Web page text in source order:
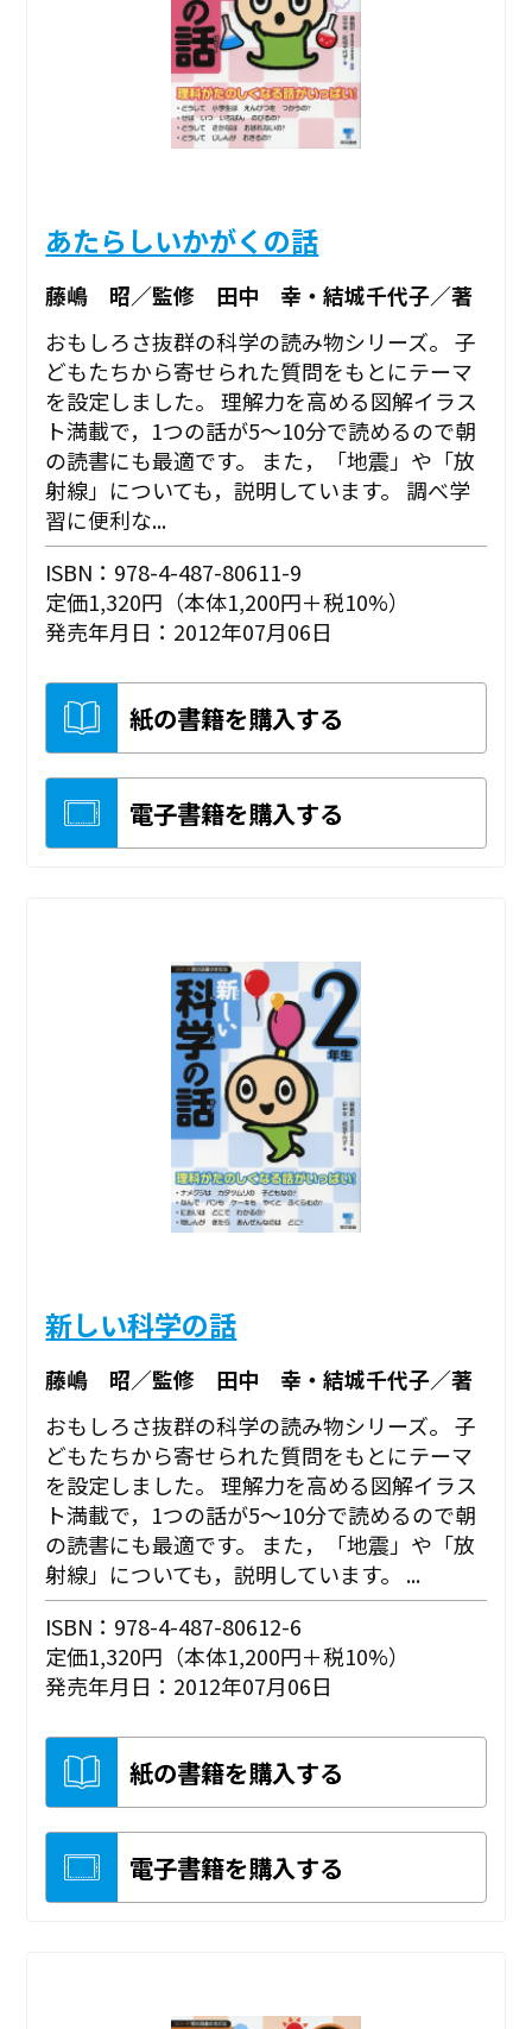
あたらしいかがくの話
藤嶋 昭／監修 田中 幸・結城千代子／著
おもしろさ抜群の科学の読み物シリーズ。 子
どもたちから寄せられた質問をもとにテーマ
を設定しました。 理解力を高める図解イラス
ト満載で，1つの話が5～10分で読めるので朝
の読書にも最適です。 また，「地震」や「放
射線」についても，説明しています。 調べ学
習に便利な...
ISBN：978-4-487-80611-9
定価1,320円（本体1,200円＋税10%）
発売年月日：2012年07月06日
紙の書籍を購入する
電子書籍を購入する
新しい科学の話
藤嶋 昭／監修 田中 幸・結城千代子／著
おもしろさ抜群の科学の読み物シリーズ。 子
どもたちから寄せられた質問をもとにテーマ
を設定しました。 理解力を高める図解イラス
ト満載で，1つの話が5～10分で読めるので朝
の読書にも最適です。 また，「地震」や「放
射線」についても，説明しています。 ...
ISBN：978-4-487-80612-6
定価1,320円（本体1,200円＋税10%）
発売年月日：2012年07月06日
紙の書籍を購入する
電子書籍を購入する